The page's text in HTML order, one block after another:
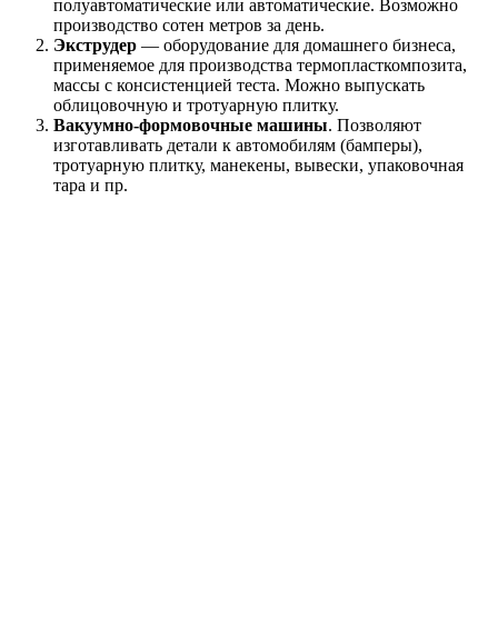
полуавтоматические или автоматические. Возможно
производство сотен метров за день.
Экструдер — оборудование для домашнего бизнеса,
применяемое для производства термопласткомпозита,
массы с консистенцией теста. Можно выпускать
облицовочную и тротуарную плитку.
Вакуумно-формовочные машины. Позволяют
изготавливать детали к автомобилям (бамперы),
тротуарную плитку, манекены, вывески, упаковочная
тара и пр.